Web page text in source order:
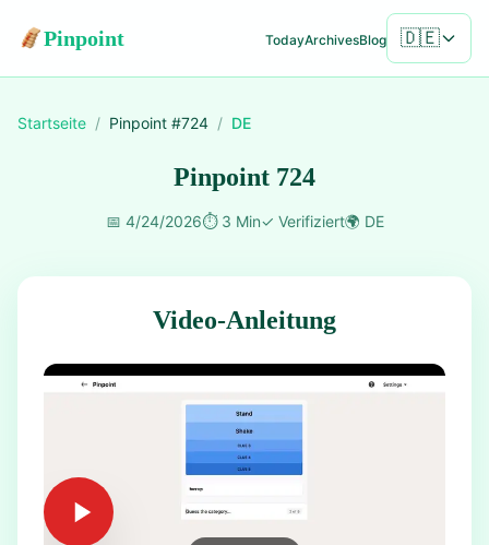
Pinpoint TodayArchivesBlog 🇩🇪
Startseite / Pinpoint #724 / DE
Pinpoint 724
📅 4/24/2026⏱️ 3 Min✓ Verifiziert🌍 DE
Video-Anleitung